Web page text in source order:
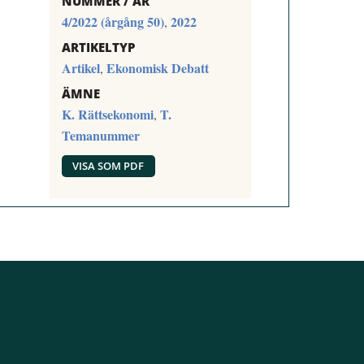
4/2022 (årgång 50), 2022
ARTIKELTYP
Artikel, Ekonomisk Debatt
ÄMNE
K. Rättsekonomi, T.
Temanummer
VISA SOM PDF